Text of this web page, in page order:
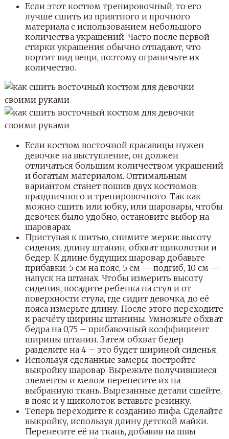
Если этот костюм тренировочный, то его
лучше сшить из приятного и прочного
материала с использованием небольшого
количества украшений. Часто после первой
стирки украшения обычно отпадают, что
портит вид вещи, поэтому ограничьте их
количество.
Если костюм восточной красавицы нужен
девочке на выступление, он должен
отличаться большим количеством украшений
и богатым материалом. Оптимальным
вариантом станет пошив двух костюмов:
праздничного и тренировочного. Так как
можно сшить или юбку, или шаровары, чтобы
девочек было удобно, остановите выбор на
шароварах.
Приступая к шитью, снимите мерки: высоту
сидения, длину штанин, обхват щиколотки и
бедер. К длине будущих шаровар добавьте
прибавки: 5 см на пояс, 5 см — подгиб, 10 см —
напуск на штанах. Чтобы измерить высоту
сидения, посадите ребенка на стул и от
поверхности стула, где сидит девочка, до её
пояса измерьте длину. После этого переходите
к расчёту ширины штанины. Умножьте обхват
бедра на 0,75 – прибавочный коэффициент
ширины штанин. Затем обхват бедер
разделите на 4 – это будет шириной сиденья.
Используя сделанные замеры, постройте
выкройку шаровар. Вырежьте получившиеся
элементы и мелом перенесите их на
выбранную ткань. Вырезанные детали сшейте,
в пояс и у щиколоток вставьте резинку.
Теперь переходите к созданию лифа. Сделайте
выкройку, используя длину детской майки.
Перенесите её на ткань, добавив на швы